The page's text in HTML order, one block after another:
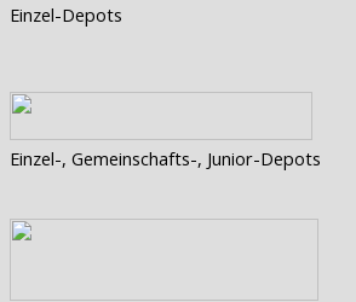
Einzel-Depots
Einzel-, Gemeinschafts-, Junior-Depots